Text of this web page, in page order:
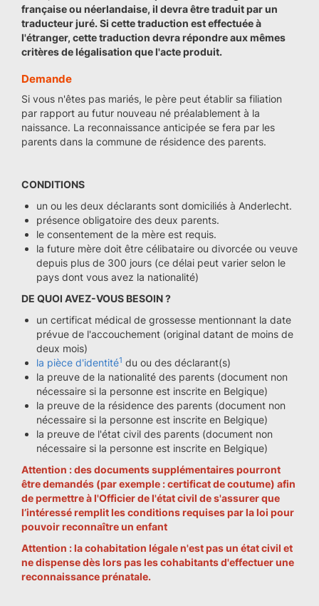
française ou néerlandaise, il devra être traduit par un
traducteur juré. Si cette traduction est effectuée à
l'étranger, cette traduction devra répondre aux mêmes
critères de légalisation que l'acte produit.
Demande
Si vous n'êtes pas mariés, le père peut établir sa filiation
par rapport au futur nouveau né préalablement à la
naissance. La reconnaissance anticipée se fera par les
parents dans la commune de résidence des parents.
CONDITIONS
un ou les deux déclarants sont domiciliés à Anderlecht.
présence obligatoire des deux parents.
le consentement de la mère est requis.
la future mère doit être célibataire ou divorcée ou veuve
depuis plus de 300 jours (ce délai peut varier selon le
pays dont vous avez la nationalité)
DE QUOI AVEZ-VOUS BESOIN ?
un certificat médical de grossesse mentionnant la date
prévue de l'accouchement (original datant de moins de
deux mois)
la pièce d'identité1 du ou des déclarant(s)
la preuve de la nationalité des parents (document non
nécessaire si la personne est inscrite en Belgique)
la preuve de la résidence des parents (document non
nécessaire si la personne est inscrite en Belgique)
la preuve de l'état civil des parents (document non
nécessaire si la personne est inscrite en Belgique)
Attention : des documents supplémentaires pourront
être demandés (par exemple : certificat de coutume) afin
de permettre à l'Officier de l'état civil de s'assurer que
l’intéressé remplit les conditions requises par la loi pour
pouvoir reconnaître un enfant
Attention : la cohabitation légale n'est pas un état civil et
ne dispense dès lors pas les cohabitants d'effectuer une
reconnaissance prénatale.